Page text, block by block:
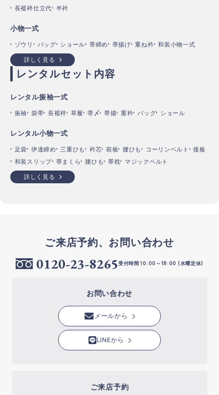
長襦袢仕立代 半衿
小物一式
ゾウリ バッグ ショール 帯締め 帯揚げ 重ね衿 和装小物一式
詳しく見る
レンタルセット内容
レンタル振袖一式
振袖 袋帯 長襦袢 草履 帯〆 帯揚 重衿 バッグ ショール
レンタル小物一式
足袋 伊達締め 三重ひも 衿芯 前板 腰ひも コーリンベルト
後板
和装スリップ
帯まくら 腰ひも 帯枕 マジックベルト
詳しく見る
ご来店予約、お問い合わせ
お問い合わせ
メールから
LINEから
ご来店予約
0120-23-8265受付時間 10:00～18:00 (水曜定休)